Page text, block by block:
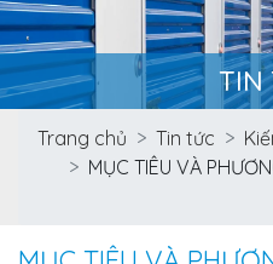
TIN
Trang chủ Tin tức
MỤC TIÊU VÀ